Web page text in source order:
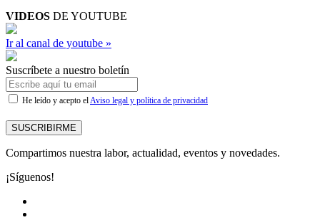
VIDEOS DE YOUTUBE
Ir al canal de youtube »
Suscríbete a nuestro boletín
He leído y acepto elAviso legal y política de privacidad
SUSCRIBIRME
Compartimos nuestra labor, actualidad, eventos y novedades.
¡Síguenos!